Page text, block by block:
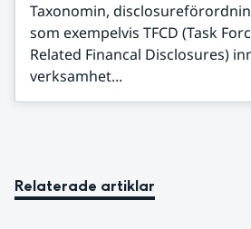
Taxonomin,
som exempelvis TFCD (Task
Related Financal Disclosures)
verksamhet...
Relaterade artiklar